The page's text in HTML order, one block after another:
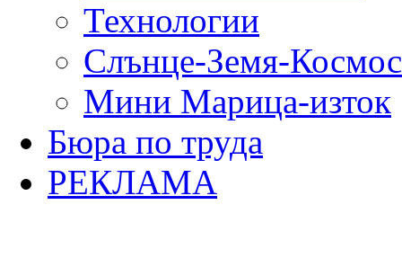
Технологии
Слънце-Земя-Космос
Мини Марица-изток
Бюра по труда
РЕКЛАМА